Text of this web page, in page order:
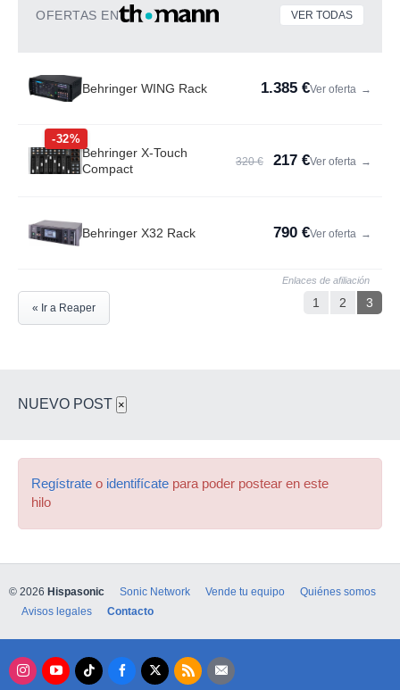
OFERTAS EN VER TODAS
Behringer WING Rack 1.385 €Ver oferta →
-32%
Behringer X-Touch
Compact
320 € 217 €Ver oferta →
Behringer X32 Rack 790 €Ver oferta →
Enlaces de afiliación
1 2 3
« Ir a Reaper
NUEVO POST ×
Regístrate o identifícate para poder postear en este
hilo
© 2026 Hispasonic Sonic Network Vende tu equipo
Quiénes somos
Avisos legales
Contacto